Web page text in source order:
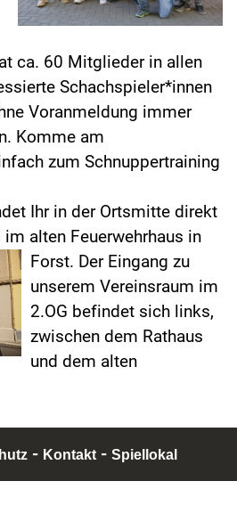
ca. 60 Mitglieder in allen
Schachspieler*innen
Voranmeldung immer
Komme am
zum Schnuppertraining
Ihr in der Ortsmitte direkt
alten Feuerwehrhaus in
Forst. Der Eingang zu
unserem Vereinsraum im
2.OG befindet sich links,
zwischen dem Rathaus
und dem alten
- Kontakt - Spiellokal